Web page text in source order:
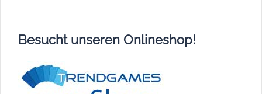
Besucht unseren Onlineshop!